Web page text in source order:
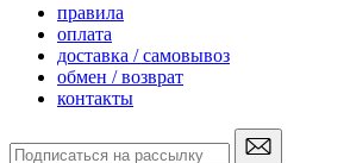
правила
оплата
доставка / самовывоз
обмен / возврат
контакты